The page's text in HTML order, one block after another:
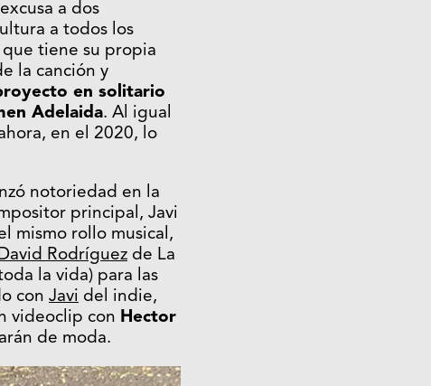
a dos
a todos los
tiene su propia
la canción y
en solitario
Adelaida. Al igual
en el 2020, lo
notoriedad en la
principal, Javi
mismo rollo musical,
Rodríguez de La
la vida) para las
con Javi del indie,
videoclip con Hector
de moda.